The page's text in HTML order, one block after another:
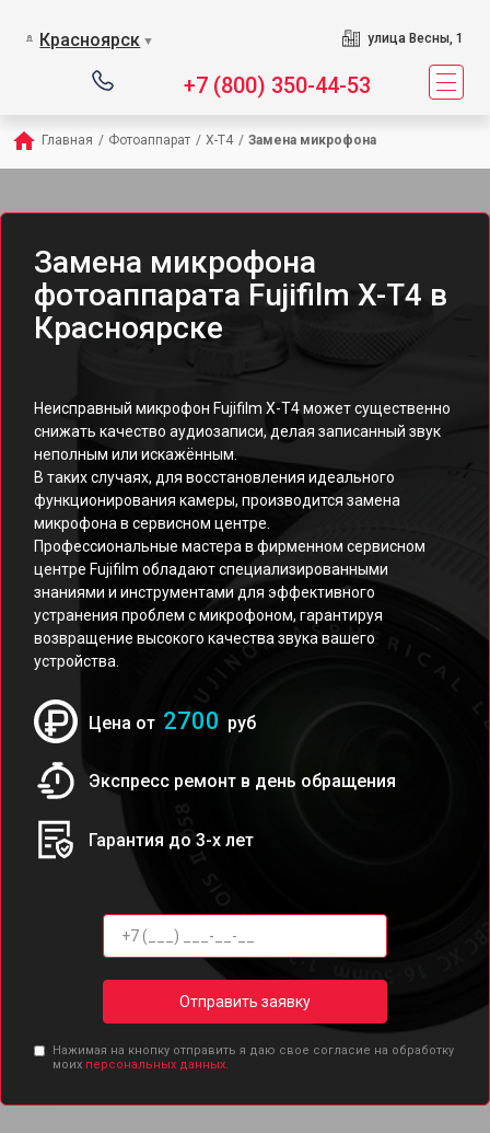
Красноярск ▼ улица Весны, 1
+7 (800) 350-44-53
Главная / Фотоаппарат / X-T4 / Замена микрофона
Замена микрофона
фотоаппарата Fujifilm X-T4 в
Красноярске
Неисправный микрофон Fujifilm X-T4 может существенно
снижать качество аудиозаписи, делая записанный звук
неполным или искажённым.
В таких случаях, для восстановления идеального
функционирования камеры, производится замена
микрофона в сервисном центре.
Профессиональные мастера в фирменном сервисном
центре Fujifilm обладают специализированными
знаниями и инструментами для эффективного
устранения проблем с микрофоном, гарантируя
возвращение высокого качества звука вашего
устройства.
Цена от 2700 руб
Экспресс ремонт в день обращения
Гарантия до 3-х лет
Отправить заявку
Нажимая на кнопку отправить я даю свое согласие на обработку
моих персональных данных.